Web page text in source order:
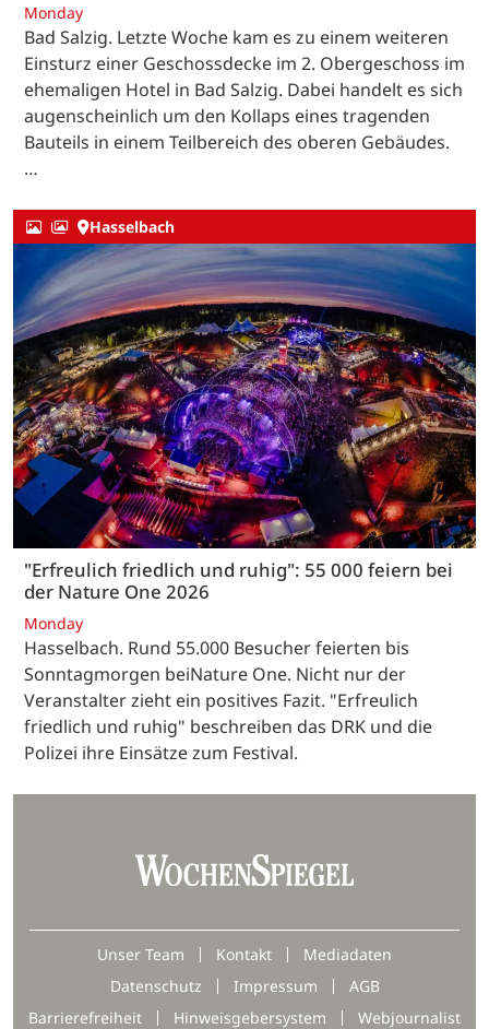
Monday
Bad Salzig. Letzte Woche kam es zu einem weiteren
Einsturz einer Geschossdecke im 2. Obergeschoss im
ehemaligen Hotel in Bad Salzig. Dabei handelt es sich
augenscheinlich um den Kollaps eines tragenden
Bauteils in einem Teilbereich des oberen Gebäudes.
…
Hasselbach
"Erfreulich friedlich und ruhig": 55 000 feiern bei
der Nature One 2026
Monday
Hasselbach. Rund 55.000 Besucher feierten bis
Sonntagmorgen beiNature One. Nicht nur der
Veranstalter zieht ein positives Fazit. "Erfreulich
friedlich und ruhig" beschreiben das DRK und die
Polizei ihre Einsätze zum Festival.
Unser Team Kontakt
Mediadaten
Datenschutz
Impressum
AGB
Barrierefreiheit
Hinweisgebersystem Webjournalist